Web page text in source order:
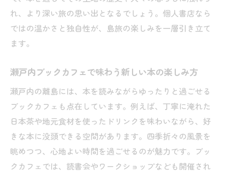
れ、より深い旅の思い出となるでしょう。個人書店なら
ではの温かさと独自性が、島旅の楽しみを一層引き立て
ます。
瀬戸内ブックカフェで味わう新しい本の楽しみ方
瀬戸内の離島には、本を読みながらゆったりと過ごせる
ブックカフェも点在しています。例えば、丁寧に淹れた
日本茶や地元食材を使ったドリンクを味わいながら、好
きな本に没頭できる空間があります。四季折々の風景を
眺めつつ、心地よい時間を過ごせるのが魅力です。ブッ
クカフェでは、読書会やワークショップなども開催され